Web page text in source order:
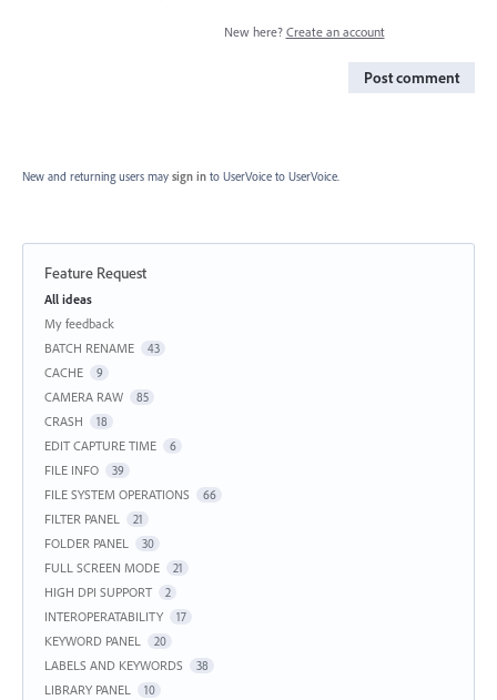
New here? Create an account
Post comment
New and returning users may sign in to UserVoice to UserVoice.
Feature Request
Categories
All ideas
My feedback
BATCH RENAME
43
CACHE 9
CAMERA RAW 85
CRASH 18
EDIT CAPTURE TIME 6
FILE INFO 39
FILE SYSTEM OPERATIONS 66
FILTER PANEL 21
FOLDER PANEL 30
FULL SCREEN MODE 21
HIGH DPI SUPPORT 2
INTEROPERATABILITY 17
KEYWORD PANEL 20
LABELS AND KEYWORDS 38
LIBRARY PANEL 10